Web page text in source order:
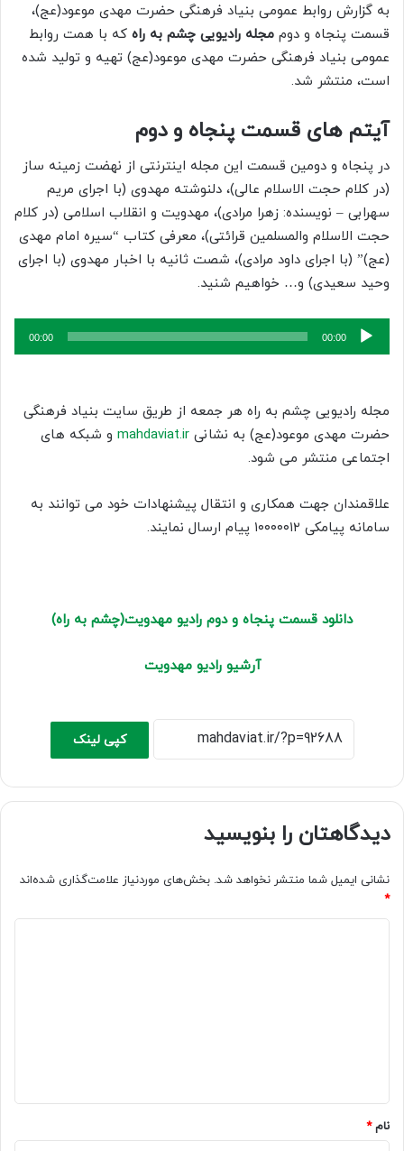
به گزارش روابط عمومی بنیاد فرهنگی حضرت مهدی موعود(عج)،
قسمت پنجاه و دوم مجله رادیویی چشم به راه که با همت روابط
عمومی بنیاد فرهنگی حضرت مهدی موعود(عج) تهیه و تولید شده
است، منتشر شد.
آیتم های قسمت پنجاه و دوم
در پنجاه و دومین قسمت این مجله اینترنتی از نهضت زمینه ساز
(در کلام حجت الاسلام عالی)، دلنوشته مهدوی (با اجرای مریم
سهرابی – نویسنده: زهرا مرادی)، مهدویت و انقلاب اسلامی (در کلام
حجت الاسلام والمسلمین قرائتی)، معرفی کتاب “سیره امام مهدی
(عج)” (با اجرای داود مرادی)، شصت ثانیه با اخبار مهدوی (با اجرای
وحید سعیدی) و… خواهیم شنید.
پخش‌کننده
صوت
00:00
00:00
مجله رادیویی چشم به راه هر جمعه از طریق سایت بنیاد فرهنگی
حضرت مهدی موعود(عج) به نشانی mahdaviat.ir و شبکه های
اجتماعی منتشر می شود.
علاقمندان جهت همکاری و انتقال پیشنهادات خود می توانند به
سامانه پیامکی ۱۰۰۰۰۰۱۲ پیام ارسال نمایند.
دانلود قسمت پنجاه و دوم رادیو مهدویت(چشم به راه)
آرشیو رادیو مهدویت
کپی لینک
دیدگاهتان را بنویسید
نشانی ایمیل شما منتشر نخواهد شد. بخش‌های موردنیاز علامت‌گذاری شده‌اند
*
نام*